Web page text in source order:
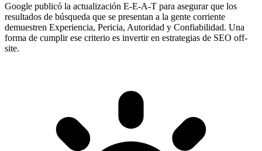
Google publicó la actualización E-E-A-T para asegurar que los
resultados de búsqueda que se presentan a la gente corriente
demuestren Experiencia, Pericia, Autoridad y Confiabilidad. Una
forma de cumplir ese criterio es invertir en estrategias de SEO off-
site.